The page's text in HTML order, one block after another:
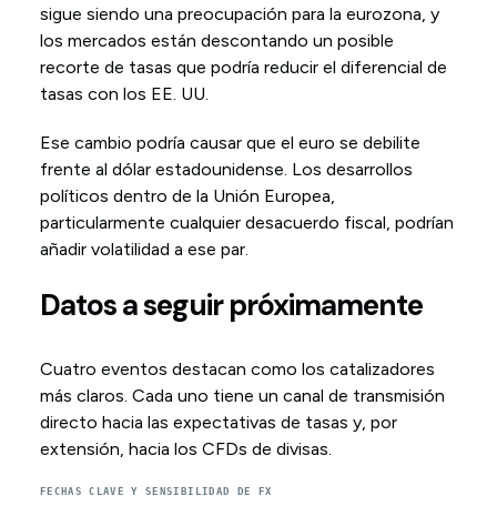
sigue siendo una preocupación para la eurozona, y
los mercados están descontando un posible
recorte de tasas que podría reducir el diferencial de
tasas con los EE. UU.
Ese cambio podría causar que el euro se debilite
frente al dólar estadounidense. Los desarrollos
políticos dentro de la Unión Europea,
particularmente cualquier desacuerdo fiscal, podrían
añadir volatilidad a ese par.
Datos a seguir próximamente
Cuatro eventos destacan como los catalizadores
más claros. Cada uno tiene un canal de transmisión
directo hacia las expectativas de tasas y, por
extensión, hacia los CFDs de divisas.
FECHAS CLAVE Y SENSIBILIDAD DE FX